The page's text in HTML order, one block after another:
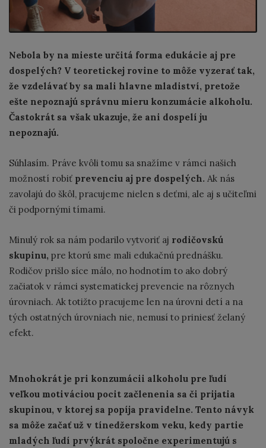
Nebola by na mieste určitá forma edukácie aj pre
dospelých? V teoretickej rovine to môže vyzerať tak,
že vzdelávať by sa mali hlavne mladiství, pretože
ešte nepoznajú správnu mieru konzumácie alkoholu.
Častokrát sa však ukazuje, že ani dospelí ju
nepoznajú.
Súhlasím. Práve kvôli tomu sa snažíme v rámci našich
možností robiť prevenciu aj pre dospelých. Ak nás
zavolajú do škôl, pracujeme nielen s deťmi, ale aj s učiteľmi
či podpornými tímami.
Minulý rok sa nám podarilo vytvoriť aj rodičovskú
skupinu, pre ktorú sme mali edukačnú prednášku.
Rodičov prišlo síce málo, no hodnotím to ako dobrý
začiatok v rámci systematickej prevencie na rôznych
úrovniach. Ak totižto pracujeme len na úrovni detí a na
tých ostatných úrovniach nie, nemusí to priniesť želaný
efekt.
Mnohokrát je pri konzumácii alkoholu pre ľudí
veľkou motiváciou pocit začlenenia sa či prijatia
skupinou, v ktorej sa popíja pravidelne. Tento návyk
sa môže začať už v tínedžerskom veku, kedy partie
mladých ľudí prvýkrát spoločne experimentujú s